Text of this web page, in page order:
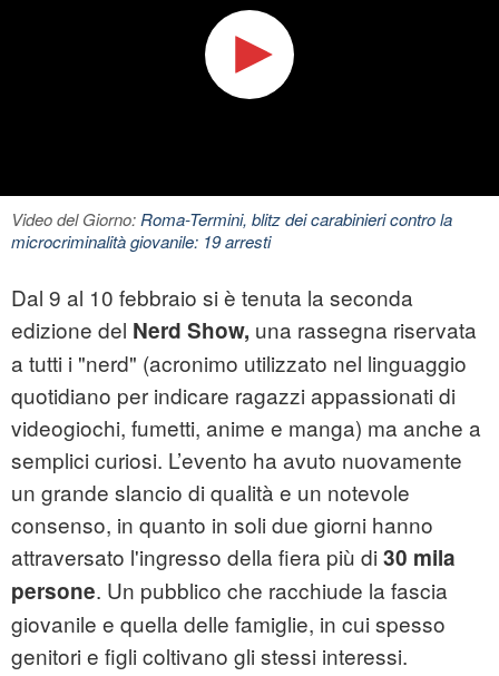
Video del Giorno: Roma-Termini, blitz dei carabinieri contro la
microcriminalità giovanile: 19 arresti
Dal 9 al 10 febbraio si è tenuta la seconda
edizione del Nerd Show, una rassegna riservata
a tutti i "nerd" (acronimo utilizzato nel linguaggio
quotidiano per indicare ragazzi appassionati di
videogiochi, fumetti, anime e manga) ma anche a
semplici curiosi. L’evento ha avuto nuovamente
un grande slancio di qualità e un notevole
consenso, in quanto in soli due giorni hanno
attraversato l'ingresso della fiera più di 30 mila
persone. Un pubblico che racchiude la fascia
giovanile e quella delle famiglie, in cui spesso
genitori e figli coltivano gli stessi interessi.